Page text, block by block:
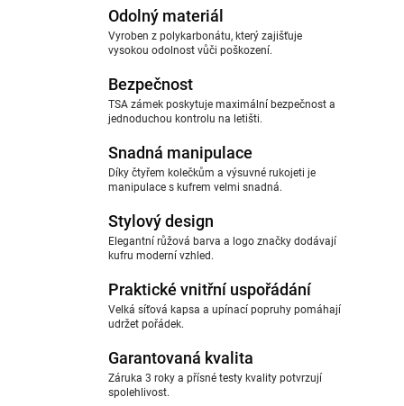
Odolný materiál
Vyroben z polykarbonátu, který zajišťuje
vysokou odolnost vůči poškození.
Bezpečnost
TSA zámek poskytuje maximální bezpečnost a
jednoduchou kontrolu na letišti.
Snadná manipulace
Díky čtyřem kolečkům a výsuvné rukojeti je
manipulace s kufrem velmi snadná.
Stylový design
Elegantní růžová barva a logo značky dodávají
kufru moderní vzhled.
Praktické vnitřní uspořádání
Velká síťová kapsa a upínací popruhy pomáhají
udržet pořádek.
Garantovaná kvalita
Záruka 3 roky a přísné testy kvality potvrzují
spolehlivost.